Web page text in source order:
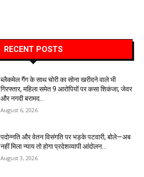
RECENT POSTS
ब्लैकमेल गैंग के साथ चोरी का सोना खरीदने वाले भी
गिरफ्तार, महिला समेत 9 आरोपियों पर कसा शिकंजा; जेवर
और नगदी बरामद…
August 6, 2026
पदोन्नति और वेतन विसंगति पर भड़के पटवारी, बोले—अब
नहीं मिला न्याय तो होगा प्रदेशव्यापी आंदोलन…
August 3, 2026